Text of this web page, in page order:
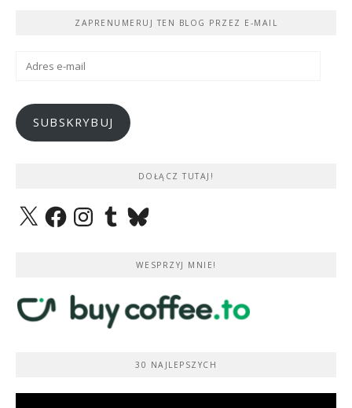
ZAPRENUMERUJ TEN BLOG PRZEZ E-MAIL
Adres
SUBSKRYBUJ
DOŁĄCZ TUTAJ!
X FacebookInstagramTumblrBluesky
WESPRZYJ MNIE!
30 NAJLEPSZYCH